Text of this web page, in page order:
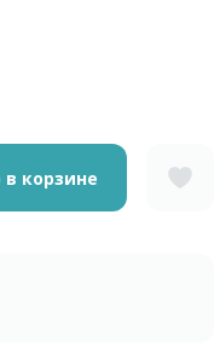
в корзине